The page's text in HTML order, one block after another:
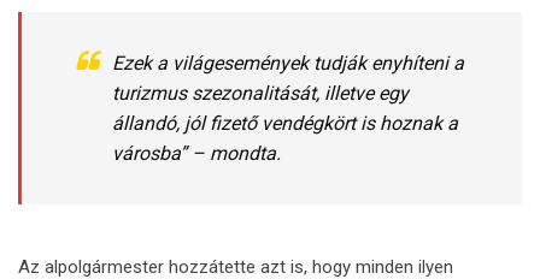
Ezek a világesemények tudják enyhíteni a
turizmus szezonalitását, illetve egy
állandó, jól fizető vendégkört is hoznak a
városba” – mondta.
Az alpolgármester hozzátette azt is, hogy minden ilyen